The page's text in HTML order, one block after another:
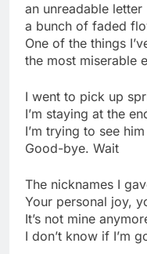
an unreadable letter
a bunch of faded
One of the things
the most miserable
I went to pick up
I’m staying at the
I’m trying to see
Good-bye. Wait
The nicknames I
Your personal joy,
It’s not mine
I don’t know if I’m